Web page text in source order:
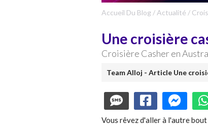
Accueil Du Blog/ Actualité /
Une croisière
Croisière Casher en
Team Alloj - Article Une
Vous rêvez d'aller à l'autre